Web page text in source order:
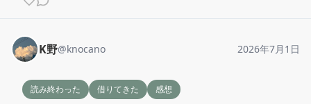
K野@knocano 2026年7月1日
読み終わった 借りてきた 感想